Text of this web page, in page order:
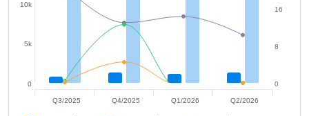
0
5k
10k
0
8
16
Q3/2025 Q4/2025 Q1/2026 Q2/2026